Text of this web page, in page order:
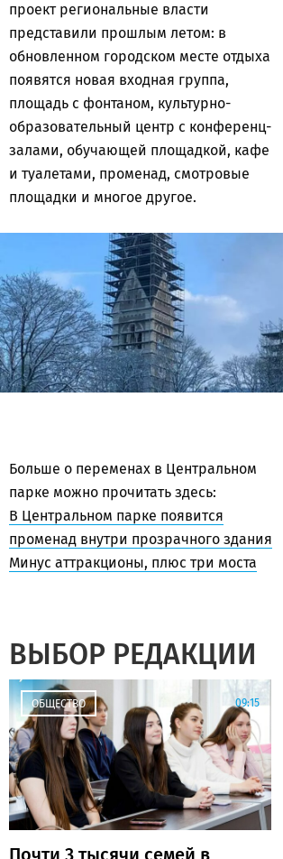
проект региональные власти
представили прошлым летом: в
обновленном городском месте отдыха
появятся новая входная группа,
площадь с фонтаном, культурно-
образовательный центр с конференц-
залами, обучающей площадкой, кафе
и туалетами, променад, смотровые
площадки и многое другое.
Больше о переменах в Центральном
парке можно прочитать здесь:
В Центральном парке появится
променад внутри прозрачного здания
Минус аттракционы, плюс три моста
ВЫБОР РЕДАКЦИИ
ОБЩЕСТВО 09:15